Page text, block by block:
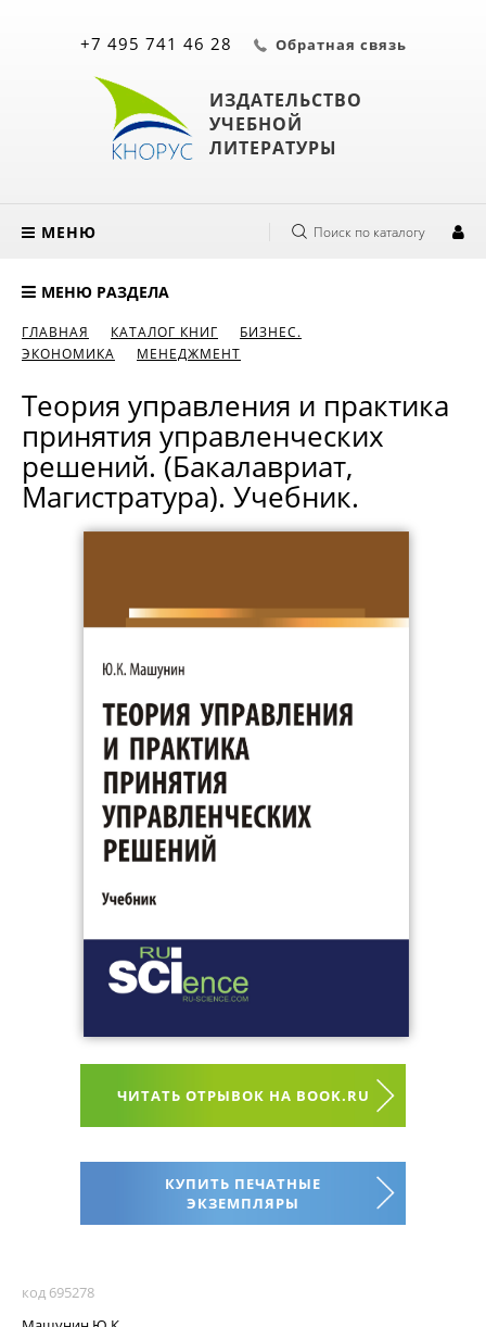
ИЗДАТЕЛЬСТВО
УЧЕБНОЙ
ЛИТЕРАТУРЫ
+7 495 741 46 28 Обратная связь
МЕНЮ Поиск по каталогу
МЕНЮ РАЗДЕЛА
ГЛАВНАЯ КАТАЛОГ КНИГ
БИЗНЕС.
ЭКОНОМИКА
МЕНЕДЖМЕНТ
Теория управления и практика
принятия управленческих
решений. (Бакалавриат,
Магистратура). Учебник.
ЧИТАТЬ ОТРЫВОК НА BOOK.RU
КУПИТЬ ПЕЧАТНЫЕ
ЭКЗЕМПЛЯРЫ
код 695278